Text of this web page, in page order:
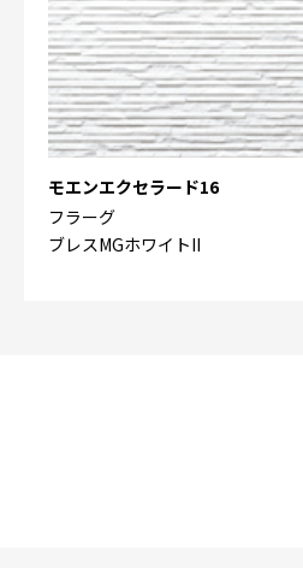
モエンエクセラード16
フラーグ
ブレスMGホワイトII